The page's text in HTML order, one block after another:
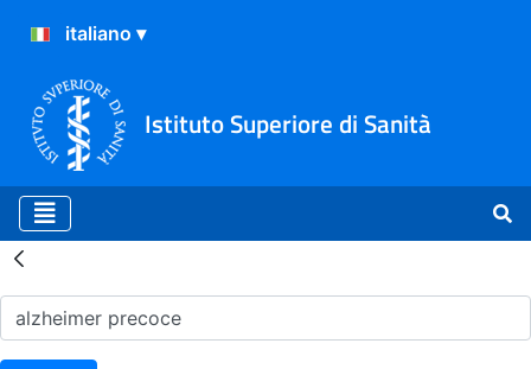
Istituto Superiore di Sanità
Risultati della Ricerca -